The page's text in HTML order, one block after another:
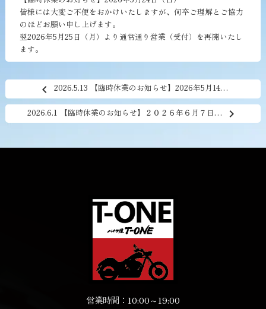
皆様には大変ご不便をおかけいたしますが、何卒ご理解とご協力
のほどお願い申し上げます。
翌2026年5月25日（月）より通常通り営業（受付）を再開いたし
ます。
chevron_left 2026.5.13 【臨時休業のお知らせ】2026年5月14…
2026.6.1 【臨時休業のお知らせ】２０２６年６月７日… chevron_right
営業時間：10:00～19:00